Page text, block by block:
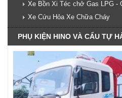
Xe Bồn Xi Téc chở Gas LPG -
Xe Cứu Hỏa Xe Chữa Cháy
PHỤ KIỆN HINO VÀ CẨU TỰ